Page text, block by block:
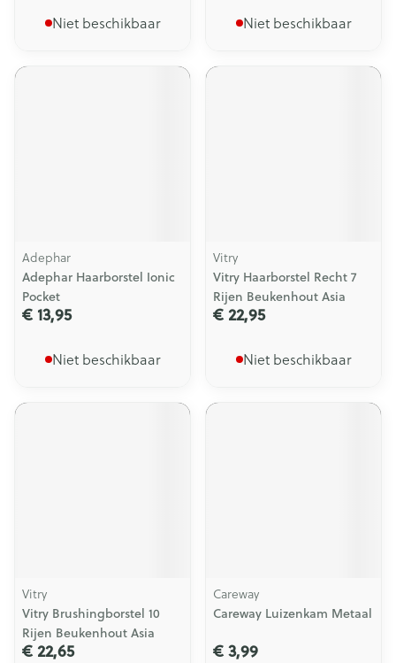
Niet beschikbaar Niet beschikbaar
Adephar
Adephar Haarborstel Ionic
Pocket
€ 13,95
Niet beschikbaar
Vitry
Vitry Haarborstel Recht 7
Rijen Beukenhout Asia
€ 22,95
Niet beschikbaar
Vitry
Vitry Brushingborstel 10
Rijen Beukenhout Asia
€ 22,65
Careway
Careway Luizenkam Metaal
€ 3,99